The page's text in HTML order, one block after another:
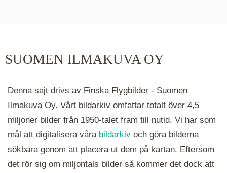
hålla ned ctrl-tangenten och scrolla.
SUOMEN ILMAKUVA OY
Denna sajt drivs av Finska Flygbilder - Suomen
Ilmakuva Oy. Vårt bildarkiv omfattar totalt över 4,5
miljoner bilder från 1950-talet fram till nutid. Vi har som
mål att digitalisera våra bildarkiv och göra bilderna
sökbara genom att placera ut dem på kartan. Eftersom
det rör sig om miljontals bilder så kommer det dock att